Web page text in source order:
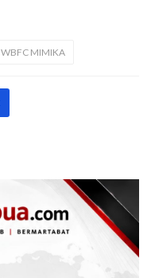
WBFC MIMIKA